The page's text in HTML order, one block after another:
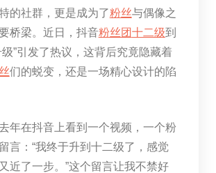
的社群，更是成为了粉丝与偶像之
桥梁。近日，抖音粉丝团十二级到
级”引发了热议，这背后究竟隐藏着
们的蜕变，还是一场精心设计的陷
年在抖音上看到一个视频，一个粉
言：“我终于升到十二级了，感觉
近了一步。”这个留言让我不禁好